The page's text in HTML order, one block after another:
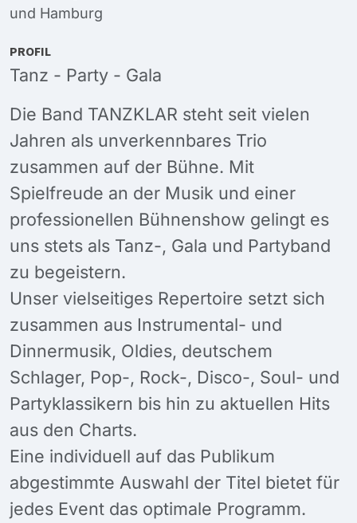
und Hamburg
PROFIL
Tanz - Party - Gala
Die Band TANZKLAR steht seit vielen
Jahren als unverkennbares Trio
zusammen auf der Bühne. Mit
Spielfreude an der Musik und einer
professionellen Bühnenshow gelingt es
uns stets als Tanz-, Gala und Partyband
zu begeistern.
Unser vielseitiges Repertoire setzt sich
zusammen aus Instrumental- und
Dinnermusik, Oldies, deutschem
Schlager, Pop-, Rock-, Disco-, Soul- und
Partyklassikern bis hin zu aktuellen Hits
aus den Charts.
Eine individuell auf das Publikum
abgestimmte Auswahl der Titel bietet für
jedes Event das optimale Programm.